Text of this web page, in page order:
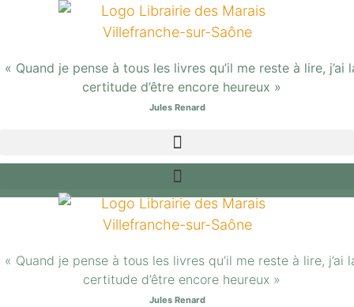
« Quand je pense à tous les livres qu’il me reste à lire, j’ai
certitude d’être encore heureux »
Jules Renard
« Quand je pense à tous les livres qu’il me reste à lire, j’ai
certitude d’être encore heureux »
Jules Renard